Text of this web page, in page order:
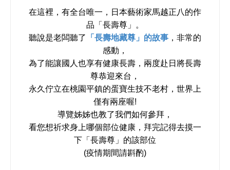
在這裡，有全台唯一，日本藝術家馬越正八的作
品「長壽尊」。
聽說是老闆聽了
「 長壽地藏尊 」的故事 ，非常的
感動 ，
為了能讓國人也享有健康長壽， 兩度赴日將長壽
尊恭迎來台，
永久佇立在桃園平鎮的蛋寶生技不老村，世界上
僅有兩座喔!
導覽姊姊也教了我們如何參拜，
看您想祈求身上哪個部位健康， 拜完記得去摸一
下 「長壽尊」的該部位
(疫情期間請斟酌)